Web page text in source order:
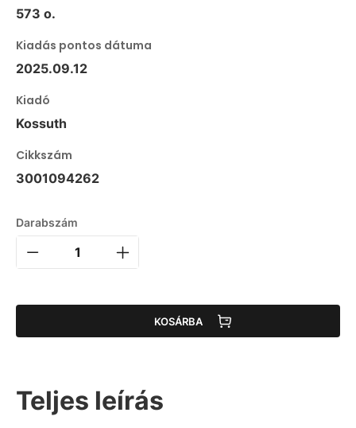
573 o.
Kiadás pontos dátuma
2025.09.12
Kiadó
Kossuth
Cikkszám
3001094262
Darabszám
KOSÁRBA
Teljes leírás